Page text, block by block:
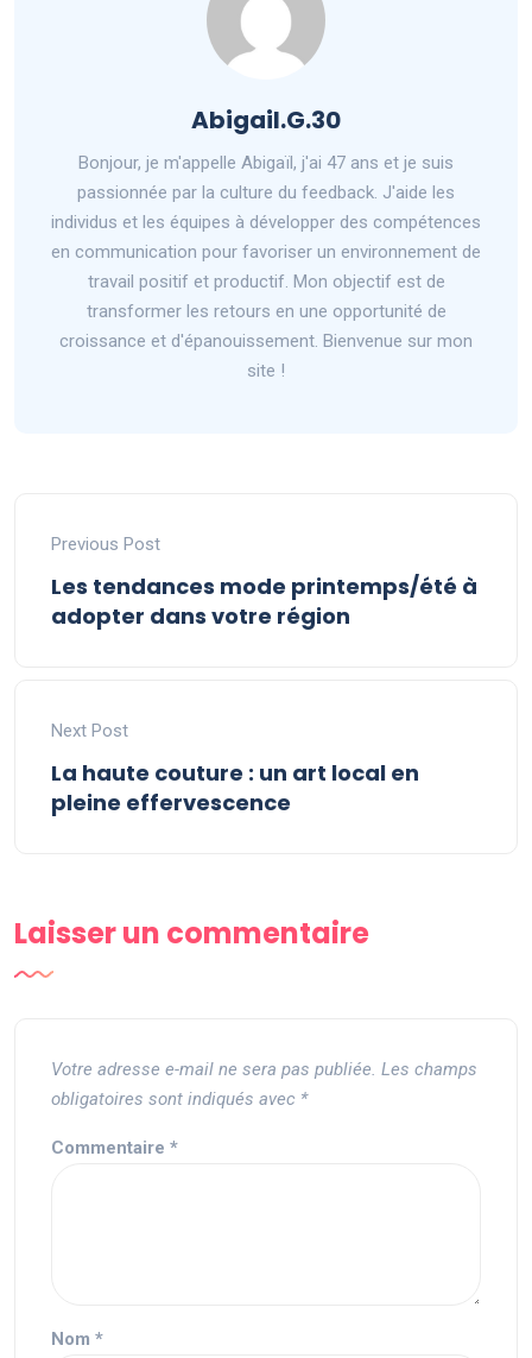
Abigail.G.30
Bonjour, je m'appelle Abigaïl, j'ai 47 ans et je suis
passionnée par la culture du feedback. J'aide les
individus et les équipes à développer des compétences
en communication pour favoriser un environnement de
travail positif et productif. Mon objectif est de
transformer les retours en une opportunité de
croissance et d'épanouissement. Bienvenue sur mon
site !
Previous Post
Les tendances mode printemps/été à
adopter dans votre région
Next Post
La haute couture : un art local en
pleine effervescence
Laisser un commentaire
Votre adresse e-mail ne sera pas publiée. Les champs
obligatoires sont indiqués avec *
Commentaire *
Nom *